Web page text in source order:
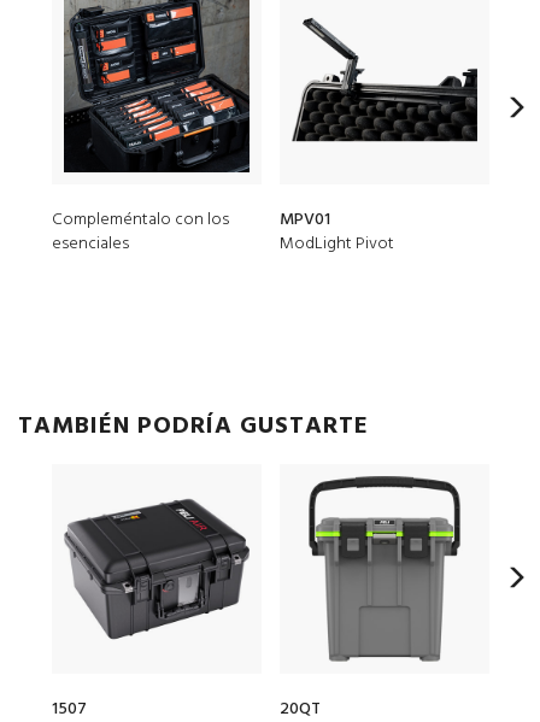
Compleméntalo con los
esenciales
MPV01
ModLight Pivot
TAMBIÉN PODRÍA GUSTARTE
1507
20QT